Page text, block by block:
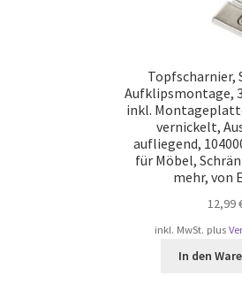
Topfscharnier,
Aufklipsmontage,
inkl.
vernickelt,
aufliegend,
für Möbel,
mehr, von
12,99
inkl. MwSt. plus
In den